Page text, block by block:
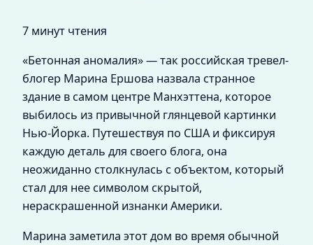
7 минут чтения
«Бетонная аномалия» — так российская тревел-
блогер Марина Ершова назвала странное
здание в самом центре Манхэттена, которое
выбилось из привычной глянцевой картинки
Нью-Йорка. Путешествуя по США и фиксируя
каждую деталь для своего блога, она
неожиданно столкнулась с объектом, который
стал для нее символом скрытой,
нераскрашенной изнанки Америки.
Марина заметила этот дом во время обычной